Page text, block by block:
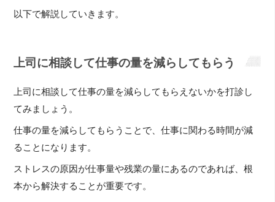
以下で解説していきます。
上司に相談して仕事の量を減らしてもらう
上司に相談して仕事の量を減らしてもらえないかを打診し
てみましょう。
仕事の量を減らしてもらうことで、仕事に関わる時間が減
ることになります。
ストレスの原因が仕事量や残業の量にあるのであれば、根
本から解決することが重要です。